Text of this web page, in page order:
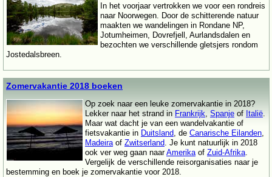
In het voorjaar vertrokken we voor een rondreis
naar Noorwegen. Door de schitterende natuur
maakten we wandelingen in Rondane NP,
Jotumheimen, Dovrefjell, Aurlandsdalen en
bezochten we verschillende gletsjers rondom
Jostedalsbreen.
Zomervakantie 2018 boeken
Op zoek naar een leuke zomervakantie in 2018?
Lekker naar het strand in Frankrijk Spanje of Italië
Maar wat dacht je van een wandelvakantie of
fietsvakantie in Duitsland , de Canarische Eilanden
Madeira of Zwitserland . Je kunt natuurlijk in 2018
ook ver weg gaan naarAmerika of Zuid-Afrika
Vergelijk de verschillende reisorganisaties naar je
bestemming en boek je zomervakantie voor 2018.